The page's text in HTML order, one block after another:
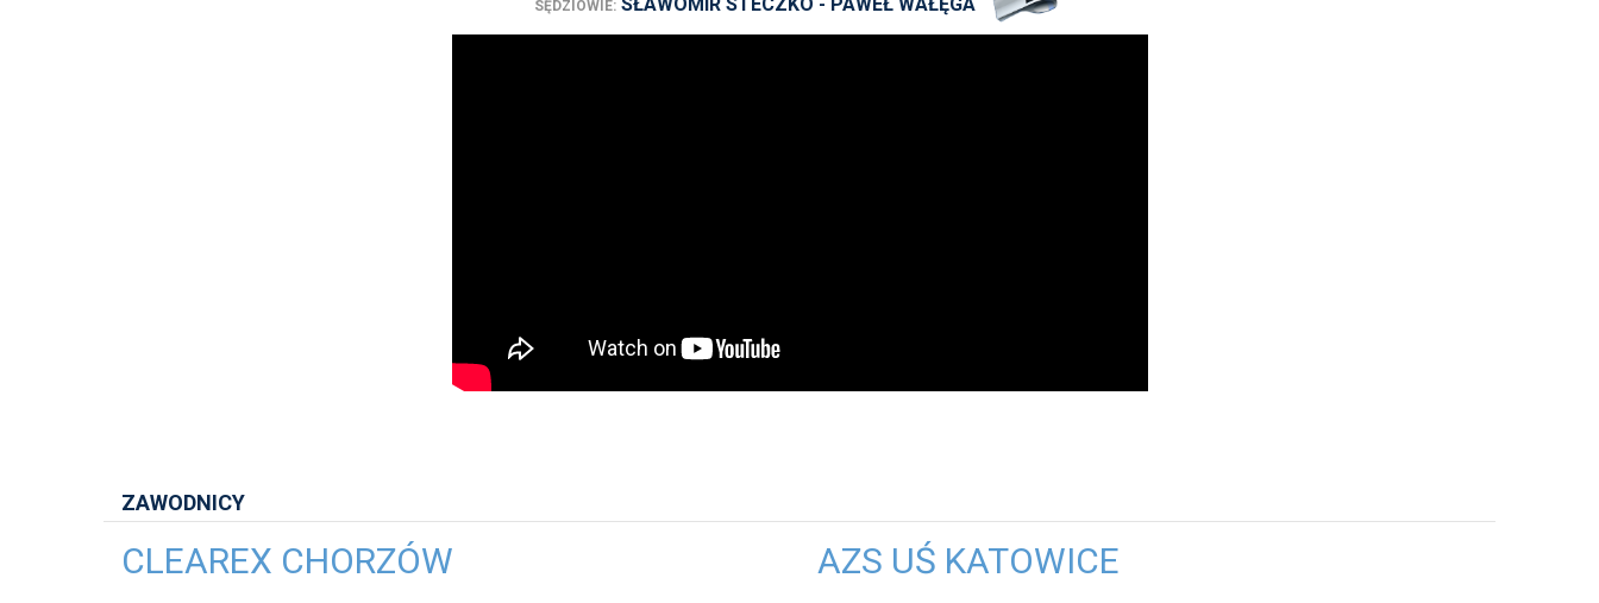
SĘDZIOWIE:
ZAWODNICY
CLEAREX CHORZÓW AZS UŚ KATOWICE